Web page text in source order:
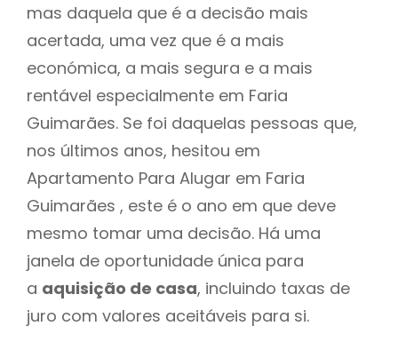
mas daquela que é a decisão mais
acertada, uma vez que é a mais
económica, a mais segura e a mais
rentável especialmente em Faria
Guimarães. Se foi daquelas pessoas que,
nos últimos anos, hesitou em
Apartamento Para Alugar em Faria
Guimarães , este é o ano em que deve
mesmo tomar uma decisão. Há uma
janela de oportunidade única para
a aquisição de casa, incluindo taxas de
juro com valores aceitáveis para si.